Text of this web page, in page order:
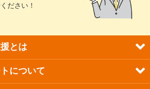
ださい！
とは
について